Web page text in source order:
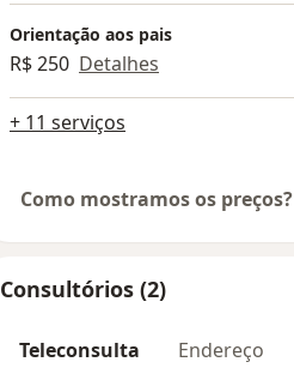
Orientação aos pais
R$ 250 Detalhes
+ 11 serviços
Como mostramos os preços?
Consultórios (2)
Teleconsulta Endereço